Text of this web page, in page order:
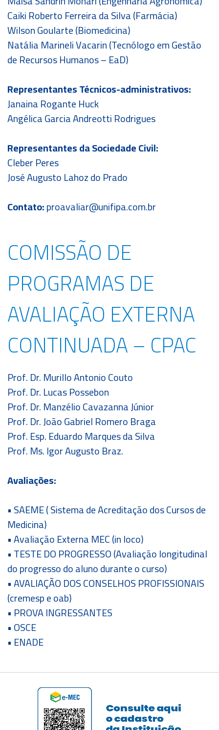
Caiki Roberto Ferreira da Silva (Farmácia)
Wilson Goularte (Biomedicina)
Natália Marineli Vacarin (Tecnólogo em Gestão
de Recursos Humanos – EaD)
Representantes Técnicos-administrativos:
Janaina Rogante Huck
Angélica Garcia Andreotti Rodrigues
Representantes da Sociedade Civil:
Cleber Peres
José Augusto Lahoz do Prado
Contato:proavaliar@unifipa.com.br
COMISSÃO DE
PROGRAMAS DE
AVALIAÇÃO EXTERNA
CONTINUADA – CPAC
Prof. Dr. Murillo Antonio Couto
Prof. Dr. Lucas Possebon
Prof. Dr. Manzélio Cavazanna Júnior
Prof. Dr. João Gabriel Romero Braga
Prof. Esp. Eduardo Marques da Silva
Prof. Ms. Igor Augusto Braz.
Avaliações:
• SAEME ( Sistema de Acreditação dos Cursos de
Medicina)
• Avaliação Externa MEC (in loco)
• TESTE DO PROGRESSO (Avaliação longitudinal
do progresso do aluno durante o curso)
• AVALIAÇÃO DOS CONSELHOS PROFISSIONAIS
(cremesp e oab)
• PROVA INGRESSANTES
• OSCE
• ENADE